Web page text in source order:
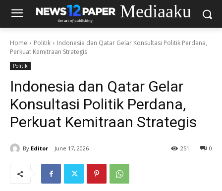
Mediaaku
Home Politik
Indonesia dan Qatar Gelar Konsultasi Politik Perdana,
Perkuat Kemitraan Strategis
Politik
Indonesia dan Qatar Gelar
Konsultasi Politik Perdana,
Perkuat Kemitraan Strategis
By Editor June 17, 2026 0
251